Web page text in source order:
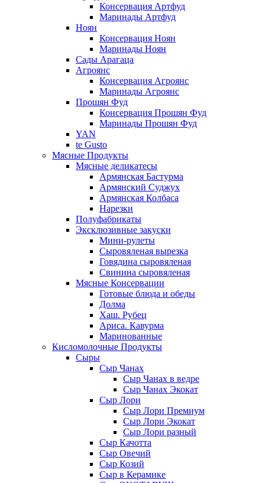
Консервация Артфуд
Маринады Артфуд
Ноян
Консервация Ноян
Маринады Ноян
Сады Арагаца
Агроянс
Консервация Агроянс
Маринады Агроянс
Прошян Фуд
Консервация Прошян Фуд
Маринады Прошян Фуд
YAN
te Gusto
Мясные Продукты
Мясные деликатесы
Армянская Бастурма
Армянский Суджух
Армянская Колбаса
Нарезки
Полуфабрикаты
Эксклюзивные закуски
Мини-рулеты
Сыровяленая вырезка
Говядина сыровяленая
Свинина сыровяленая
Мясные Консервации
Готовые блюда и обеды
Долма
Хаш. Рубец
Ариса. Кавурма
Маринованные
Кисломолочные Продукты
Сыры
Сыр Чанах
Сыр Чанах в ведре
Сыр Чанах Экокат
Сыр Лори
Сыр Лори Премиум
Сыр Лори Экокат
Сыр Лори разный
Сыр Качотта
Сыр Овечий
Сыр Козий
Сыр в Керамике